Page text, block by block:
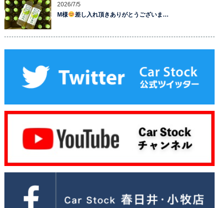
2026/7/5
M様
差し入れ頂きありがとうございま…